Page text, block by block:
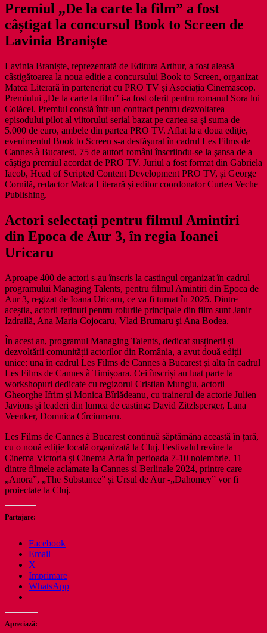
Premiul „De la carte la film” a fost
câștigat la concursul Book to Screen de
Lavinia Braniște
Lavinia Braniște, reprezentată de Editura Arthur, a fost aleasă
câștigătoarea la noua ediție a concursului Book to Screen, organizat
Matca Literară în parteneriat cu PRO TV și Asociația Cinemascop.
Premiului „De la carte la film” i-a fost oferit pentru romanul Sora lui
Colăcel. Premiul constă într-un contract pentru dezvoltarea
episodului pilot al viitorului serial bazat pe cartea sa și suma de
5.000 de euro, ambele din partea PRO TV. Aflat la a doua ediţie,
evenimentul Book to Screen s-a desfăşurat în cadrul Les Films de
Cannes à Bucarest, 75 de autori români înscriindu-se la şansa de a
câştiga premiul acordat de PRO TV. Juriul a fost format din Gabriela
Iacob, Head of Scripted Content Development PRO TV, și George
Cornilă, redactor Matca Literară și editor coordonator Curtea Veche
Publishing.
Actori selectați pentru filmul Amintiri
din Epoca de Aur 3, în regia Ioanei
Uricaru
Aproape 400 de actori s-au înscris la castingul organizat în cadrul
programului Managing Talents, pentru filmul Amintiri din Epoca de
Aur 3, regizat de Ioana Uricaru, ce va fi turnat în 2025. Dintre
aceștia, actorii reținuți pentru rolurile principale din film sunt Janir
Izdrailă, Ana Maria Cojocaru, Vlad Brumaru şi Ana Bodea.
În acest an, programul Managing Talents, dedicat susținerii și
dezvoltării comunității actorilor din România, a avut două ediții
unice: una în cadrul Les Films de Cannes à Bucarest și alta în cadrul
Les Films de Cannes à Timișoara. Cei înscriși au luat parte la
workshopuri dedicate cu regizorul Cristian Mungiu, actorii
Gheorghe Ifrim și Monica Bîrlădeanu, cu trainerul de actorie Julien
Javions și leaderi din lumea de casting: David Zitzlsperger, Lana
Veenker, Domnica Cîrciumaru.
Les Films de Cannes à Bucarest continuă săptămâna această în țară,
cu o nouă ediție locală organizată la Cluj. Festivalul revine la
Cinema Victoria și Cinema Arta în perioada 7-10 noiembrie. 11
dintre filmele aclamate la Cannes și Berlinale 2024, printre care
„Anora”, „The Substance” și Ursul de Aur -„Dahomey” vor fi
proiectate la Cluj.
Partajare:
Facebook
Email
X
Imprimare
WhatsApp
Apreciază: